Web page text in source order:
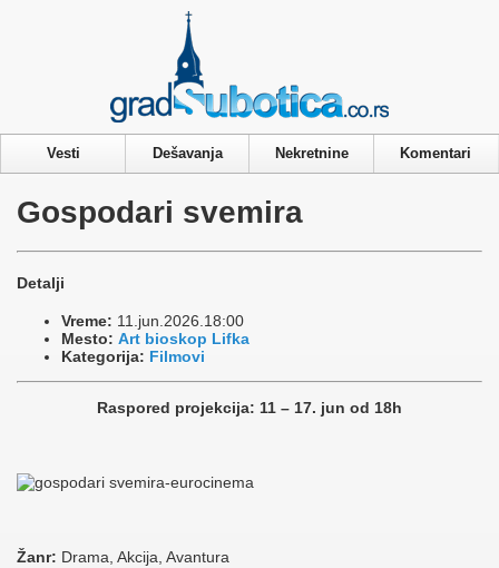
Vesti Dešavanja Nekretnine Komentari
Gospodari svemira
Detalji
Vreme: 11.jun.2026.18:00
Mesto: Art bioskop Lifka
Kategorija: Filmovi
Raspored projekcija: 11 – 17. jun od 18h
Žanr: Drama, Akcija, Avantura
Privacy & Cookies Policy